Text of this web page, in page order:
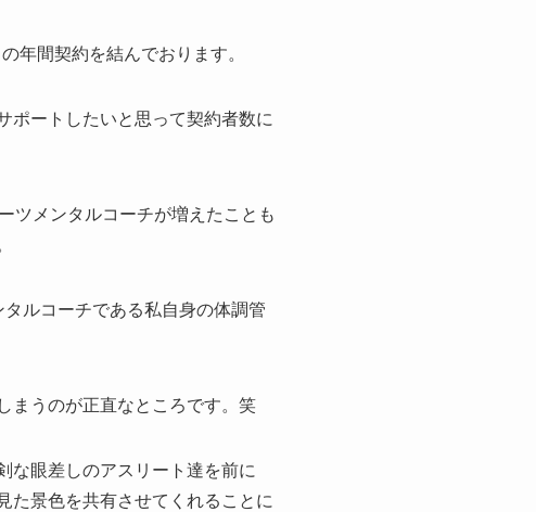
年間契約を結んでおります。
ポートしたいと思って契約者数に
ツメンタルコーチが増えたことも
ルコーチである私自身の体調管
まうのが正直なところです。笑
な眼差しのアスリート達を前に
た景色を共有させてくれることに